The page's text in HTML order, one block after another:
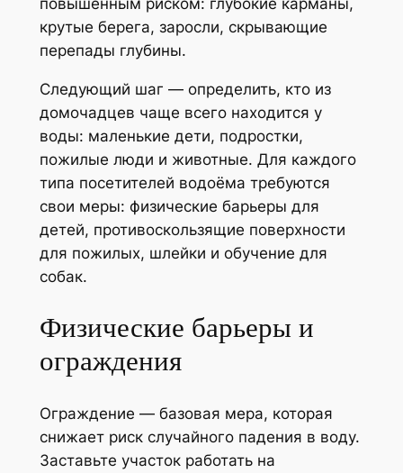
повышенным риском: глубокие карманы,
крутые берега, заросли, скрывающие
перепады глубины.
Следующий шаг — определить, кто из
домочадцев чаще всего находится у
воды: маленькие дети, подростки,
пожилые люди и животные. Для каждого
типа посетителей водоёма требуются
свои меры: физические барьеры для
детей, противоскользящие поверхности
для пожилых, шлейки и обучение для
собак.
Физические барьеры и
ограждения
Ограждение — базовая мера, которая
снижает риск случайного падения в воду.
Заставьте участок работать на